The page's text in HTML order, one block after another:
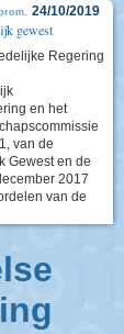
24/10/2019
gewest
Regering
en het
van de
Gewest en de
2017
van de